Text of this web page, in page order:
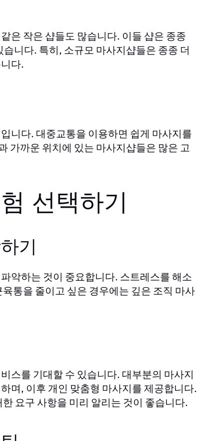
은 작은 샵들도 많습니다. 이들 샵은 종종
니다. 특히, 소규모 마사지샵들은 종종 더
다.
니다. 대중교통을 이용하면 쉽게 마사지를
가까운 위치에 있는 마사지샵들은 많은 고
선택하기
기
악하는 것이 중요합니다. 스트레스를 해소
통을 줄이고 싶은 경우에는 깊은 조직 마사
스를 기대할 수 있습니다. 대부분의 마사지
며, 이후 개인 맞춤형 마사지를 제공합니다.
요구 사항을 미리 알리는 것이 좋습니다.